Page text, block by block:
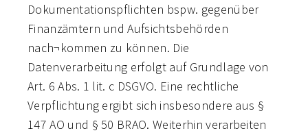
Dokumentationspflichten bspw. gegenüber
Finanzämtern und Aufsichtsbehörden
nach¬kommen zu können. Die
Datenverarbeitung erfolgt auf Grundlage von
Art. 6 Abs. 1 lit. c DSGVO. Eine rechtliche
Verpflichtung ergibt sich insbesondere aus §
147 AO und § 50 BRAO. Weiterhin verarbeiten